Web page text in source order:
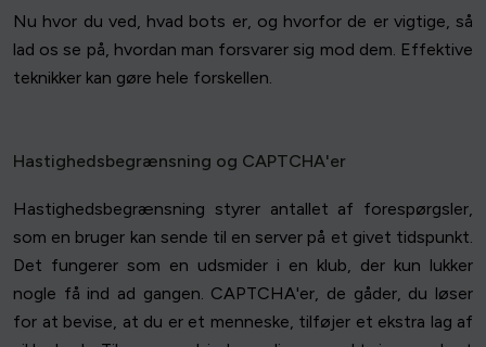
Nu hvor du ved, hvad bots er, og hvorfor de er vigtige, så
lad os se på, hvordan man forsvarer sig mod dem. Effektive
teknikker kan gøre hele forskellen.
Hastighedsbegrænsning og CAPTCHA'er
Hastighedsbegrænsning styrer antallet af forespørgsler,
som en bruger kan sende til en server på et givet tidspunkt.
Det fungerer som en udsmider i en klub, der kun lukker
nogle få ind ad gangen. CAPTCHA'er, de gåder, du løser
for at bevise, at du er et menneske, tilføjer et ekstra lag af